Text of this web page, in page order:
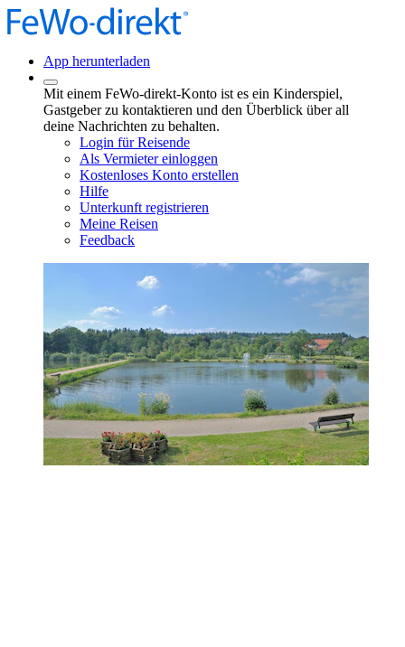
App herunterladen
Mit einem FeWo-direkt-Konto ist es ein Kinderspiel,
Gastgeber zu kontaktieren und den Überblick über all
deine Nachrichten zu behalten.
Login für Reisende
Als Vermieter einloggen
Kostenloses Konto erstellen
Hilfe
Unterkunft registrieren
Meine Reisen
Feedback